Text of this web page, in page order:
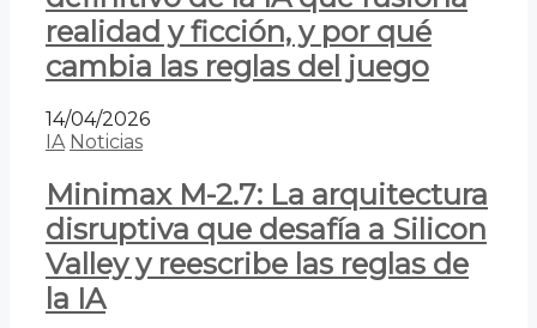
realidad y ficción, y por qué
cambia las reglas del juego
14/04/2026
IA Noticias
Minimax M-2.7: La arquitectura
disruptiva que desafía a Silicon
Valley y reescribe las reglas de
la IA